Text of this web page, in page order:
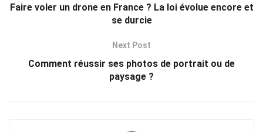
Faire voler un drone en France ? La loi évolue encore et
se durcie
Next Post
Comment réussir ses photos de portrait ou de
paysage ?